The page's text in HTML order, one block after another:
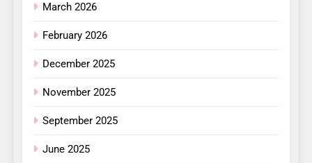
March 2026
February 2026
December 2025
November 2025
September 2025
June 2025